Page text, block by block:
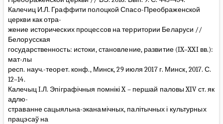
Калечиц И.Л. Граффити полоцкой Спасо-Преображенской
церкви как отра-
жение исторических процессов на территории Беларуси //
Белорусская
государственность: истоки, становление, развитие (IX–XXI вв.):
мат-лы
респ. науч.-теорет. конф., Минск, 29 июля 2017 г. Минск, 2017. С.
12–14.
Калечыц I.Л. Эпіграфічныя помнікі X – першай паловы XIV ст. як
адлю-
страванне сацыяльна-эканамічных, палітычных і культурных
працэсаў на